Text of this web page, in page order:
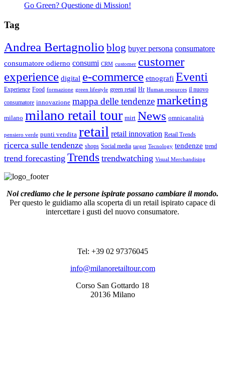
Go Green? Questione di Mission!
Tag
Andrea Bertagnolio blog buyer persona consumatore
consumatore odierno consumi CRM customer customer
experience digital e-commerce etnografi Eventi
Experience Food formazione green lifestyle green retail Hr Human resources il nuovo
consumatore innovazione mappa delle tendenzemarketing
milano milano retail tour mirt News omnicanalità
pensiero verde punti vendita retail retail innovation Retail Trends
ricerca sulle tendenze shops Social media target Tecnology tendenze trend
trend forecasting Trends trendwatching Visual Merchandising
Noi crediamo che le persone ispirate possano cambiare il mondo.
Per questo le guidiamo alla scoperta di un retail ispirato capace di
intercettare i gusti del nuovo consumatore.
Tel: +39 02 97376045
info@milanoretailtour.com
Corso San Gottardo 18
20136 Milano